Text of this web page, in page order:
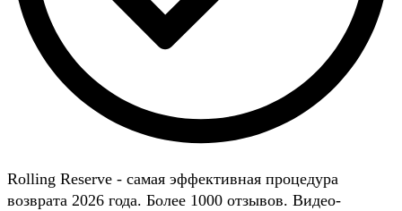
Rolling Reserve - самая эффективная процедура
возврата 2026 года. Более 1000 отзывов. Видео-